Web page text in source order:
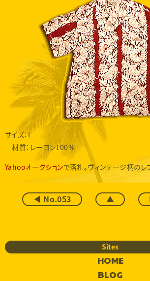
サイズ：L
材質：レーヨン100%
Yahooオークションで落札。ヴィンテージ柄のレ
◀ No.053 ▲
Sites
HOME
BLOG